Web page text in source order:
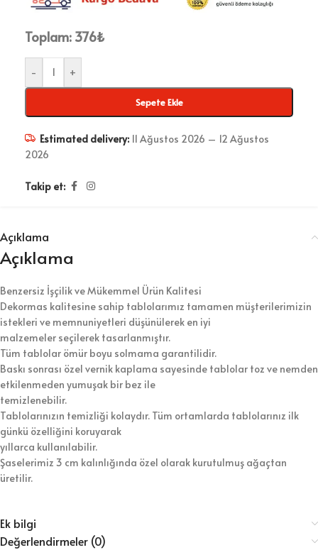
Toplam: 376₺
- +
Sepete Ekle
Estimated delivery: 11 Ağustos 2026 – 12 Ağustos
2026
Takip et:
Açıklama
Açıklama
Benzersiz İşçilik ve Mükemmel Ürün Kalitesi
Dekormas kalitesine sahip tablolarımız tamamen müşterilerimizin
istekleri ve memnuniyetleri düşünülerek en iyi
malzemeler seçilerek tasarlanmıştır.
Tüm tablolar ömür boyu solmama garantilidir.
Baskı sonrası özel vernik kaplama sayesinde tablolar toz ve nemden
etkilenmeden yumuşak bir bez ile
temizlenebilir.
Tablolarınızın temizliği kolaydır. Tüm ortamlarda tablolarınız ilk
günkü özelliğini koruyarak
yıllarca kullanılabilir.
Şaselerimiz 3 cm kalınlığında özel olarak kurutulmuş ağaçtan
üretilir.
Ek bilgi
Değerlendirmeler (0)